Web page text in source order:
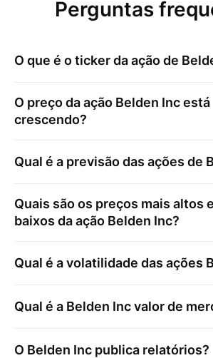
Perguntas
O que é o ticker da ação de
O preço da ação Belden Incestá
crescendo?
Qual é a previsão das ações de
Quais são os preços mais altos
baixos da ação Belden Inc?
Qual é a volatilidade das ações
Qual é a Belden Incvalor de
O Belden Inc publica relatórios?